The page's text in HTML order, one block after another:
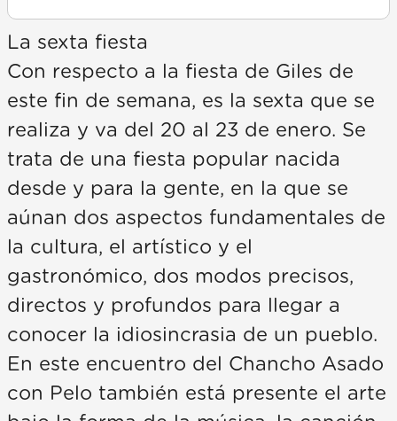
La sexta fiesta
Con respecto a la fiesta de Giles de
este fin de semana, es la sexta que se
realiza y va del 20 al 23 de enero. Se
trata de una fiesta popular nacida
desde y para la gente, en la que se
aúnan dos aspectos fundamentales de
la cultura, el artístico y el
gastronómico, dos modos precisos,
directos y profundos para llegar a
conocer la idiosincrasia de un pueblo.
En este encuentro del Chancho Asado
con Pelo también está presente el arte